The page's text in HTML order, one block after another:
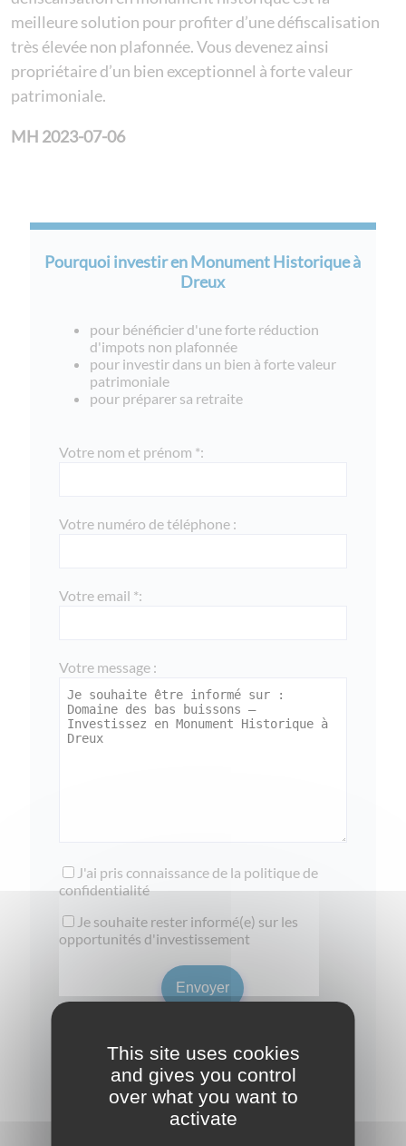
meilleure solution pour profiter d’une défiscalisation
très élevée non plafonnée. Vous devenez ainsi
propriétaire d’un bien exceptionnel à forte valeur
patrimoniale.
MH 2023-07-06
Pourquoi investir en Monument Historique à
Dreux
pour bénéficier d'une forte réduction
d'impots non plafonnée
pour investir dans un bien à forte valeur
patrimoniale
pour préparer sa retraite
Votre nom et prénom *:
Votre numéro de téléphone :
Votre email *:
Votre message :
J'ai pris connaissance de la politique de
confidentialité
Je souhaite rester informé(e) sur les
opportunités d'investissement
This site uses cookies
and gives you control
over what you want to
activate